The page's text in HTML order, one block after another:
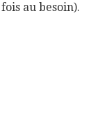
au besoin).